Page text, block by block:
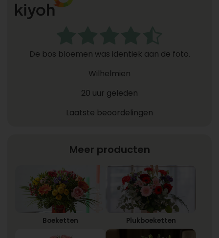
De bos bloemen was identiek aan de foto.
Wilhelmien
20 uur geleden
Laatste beoordelingen
Meer producten
Boeketten Plukboeketten